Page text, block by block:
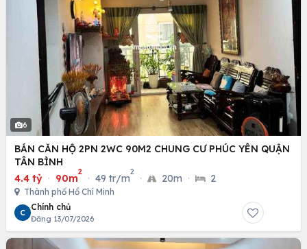
6
BÁN CĂN HỘ 2PN 2WC 90M2 CHUNG CƯ PHÚC YÊN QUẬN
TÂN BÌNH
4.4 tỷ · 90m
2
· 49 tr/m
2
· 20m · 2
Thành phố Hồ Chí Minh
C
Chính chủ
Đăng 13/07/2026